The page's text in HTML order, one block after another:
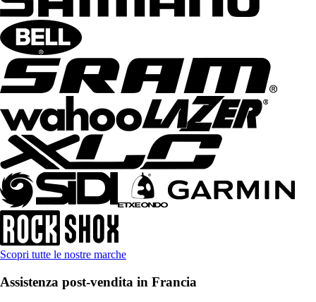
Scopri tutte le nostre marche
Assistenza post-vendita in Francia